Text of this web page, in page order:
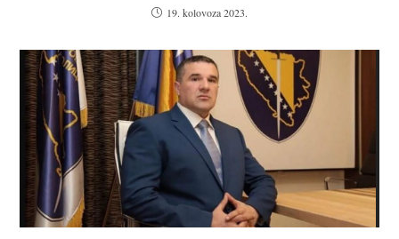
19. kolovoza 2023.